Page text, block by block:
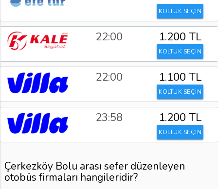
KOLTUK SEÇİN
22:00 1.200 TL
KOLTUK SEÇİN
22:00 1.100 TL
KOLTUK SEÇİN
23:58 1.200 TL
KOLTUK SEÇİN
Çerkezköy Bolu arası sefer düzenleyen
otobüs firmaları hangileridir?